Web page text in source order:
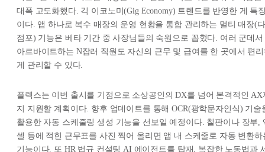
대폭 고도화했다. 긱 이코노미(Gig Economy) 트렌드를 반영한 게 특
이다. 앱 하나로 복수 매장의 운영 현황을 통합 관리하는 멀티 매장(다
점포) 기능은 베타 기간 중 사장님들의 숙원으로 꼽혔다. 여러 군데서
아르바이트하는 N잡러 직원도 자신의 근무 및 급여를 한 곳에서 편
게 관리할 수 있다.
플렉스는 이번 출시를 기점으로 소상공인의 DX를 넘어 본격적인 AX
지 지원할 계획이다. 향후 업데이트를 통해 OCR(광학문자인식) 기술
활용한 자동 스케줄링 생성 기능을 선보일 예정이다. 칠판이나 장부,
셀 등에 적힌 근무표를 사진 찍어 올리면 앱 내 스케줄로 자동 변환하
기능이다. 또 HR 법규 컨설팅 AI 에이전트를 탑재, 복잡한 노동법과